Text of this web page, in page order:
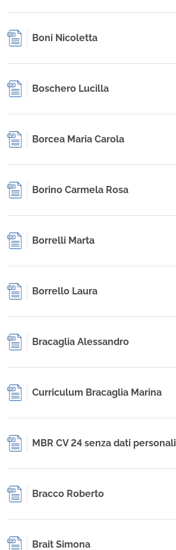
Boni Nicoletta
Boschero Lucilla
Borcea Maria Carola
Borino Carmela Rosa
Borrelli Marta
Borrello Laura
Bracaglia Alessandro
Curriculum Bracaglia Marina
MBR CV 24 senza dati personali
Bracco Roberto
Brait Simona